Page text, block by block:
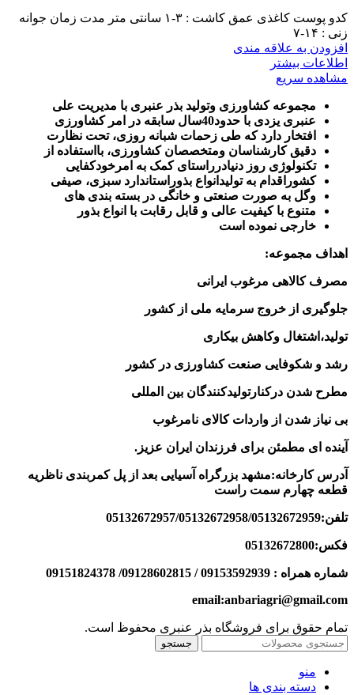
کدو پوست کاغذی عمق کاشت : ۳-۱ سانتی متر مدت زمان جوانه
زنی : ۱۴-۷
افزودن به علاقه مندی
اطلاعات بیشتر
مشاهده سریع
مجموعه کشاورزی وتولید بذر عنبری با مدیریت علی
عنبری یزدی با حدود40سال سابقه در امر کشاورزی
افتخار دارد که طی زحمات شبانه روزی، تحت نظارت
دقیق کارشناسان ومتخصصان کشاورزی، بااستفاده از
تکنولوژی روز دنیادرراستای کمک به امرخودکفایی
کشوراقدام به تولیدانواع بذوراستاندارد سبزی، صیفی
وگل به صورت صنعتی و خانگی در بسته بندی های
متنوع با کیفیت عالی و قابل رقابت با انواع بذور
خارجی نموده است
اهداف مجموعه:
مصرف کالاهی مرغوب ایرانی
جلوگیری از خروج سرمایه ملی از کشور
تولید،اشتغال وکاهش بیکاری
رشد و شکوفایی صنعت کشاورزی در کشور
مطرح شدن درکنارتولیدکنندگان بین المللی
بی نیاز شدن از واردات کالای نامرغوب
آینده ای مطمئن برای فرزندان ایران عزیز .
آدرس کارخانه:مشهد بزرگراه آسیایی بعد از پل کمربندی ناظریه
قطعه چهارم سمت راست
تلفن:05132672957/05132672958/05132672959
فکس:05132672800
شماره همراه : 09153592939 / 09128602815/ 09151824378
email:anbariagri@gmail.com
تمام حقوق برای فروشگاه بذر عنبری محفوظ است.
جستجو
منو
دسته بندی ها